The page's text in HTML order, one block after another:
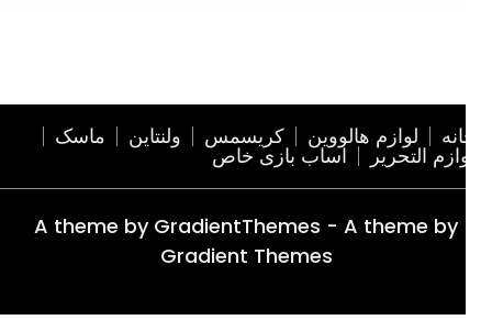
لوازم هالووین کریسمس ولنتاین ماسک
التحریر اساب بازی خاص
A theme by GradientThemes - A theme by
Gradient Themes